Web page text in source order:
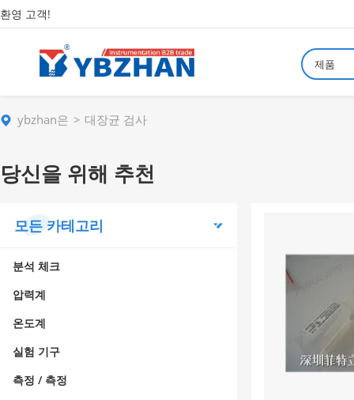
환영 고객!
제품
ybzhan은 대장균 검사
당신을 위해 추천
모든 카테고리
분석 체크
압력계
온도계
실험 기구
측정 / 측정